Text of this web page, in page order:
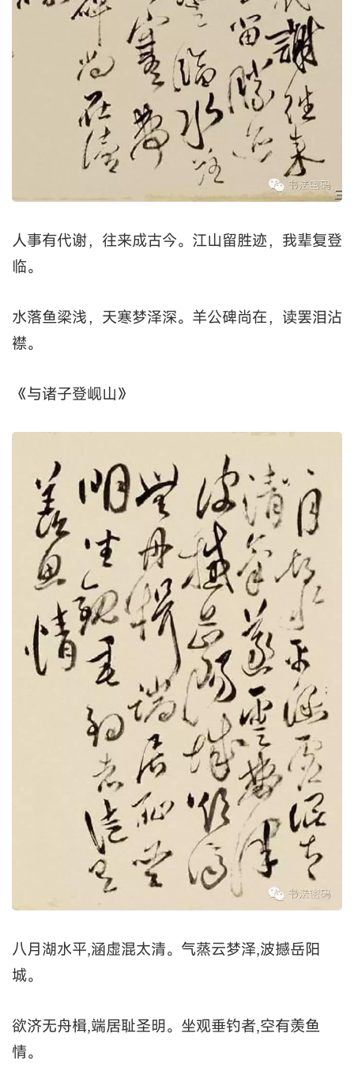
人事有代谢，往来成古今。江山留胜迹，我辈复登
临。
水落鱼梁浅，天寒梦泽深。羊公碑尚在，读罢泪沾
襟。
《与诸子登岘山》
八月湖水平,涵虚混太清。气蒸云梦泽,波撼岳阳
城。
欲济无舟楫,端居耻圣明。坐观垂钓者,空有羡鱼
情。